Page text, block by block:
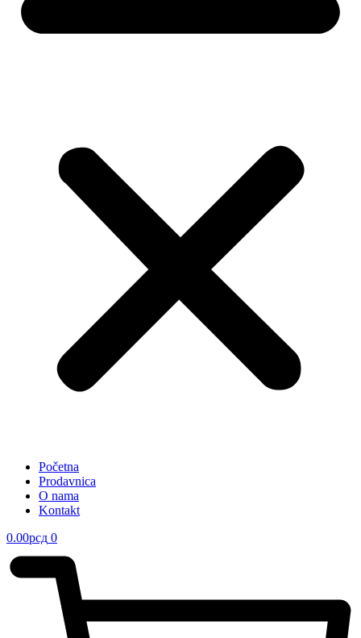
Početna
Prodavnica
O nama
Kontakt
0.00рсд 0